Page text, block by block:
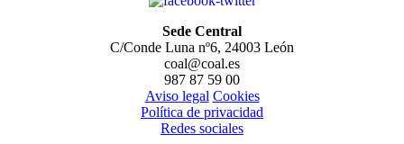
Sede Central
C/Conde Luna nº6, 24003 León
coal@coal.es
987 87 59 00
Aviso legal Cookies
Política de privacidad
Redes sociales